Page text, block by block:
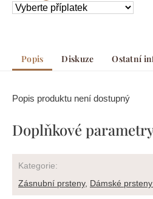
Popis Diskuze Ostatní
Popis produktu není dostupný
Doplňkové
Kategorie:
Zásnubní prsteny, Dámské